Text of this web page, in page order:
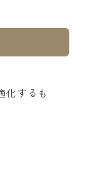
化するも